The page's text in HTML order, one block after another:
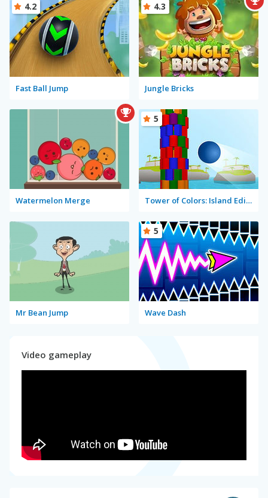
Fast Ball Jump
4.2
Jungle Bricks
4.3
Watermelon Merge Tower of Colors: Island Edition
5
Mr Bean Jump Wave Dash
5
Video gameplay